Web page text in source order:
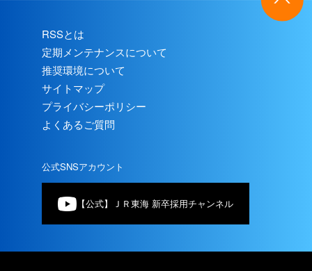
RSSとは
定期メンテナンスについて
推奨環境について
サイトマップ
プライバシーポリシー
よくあるご質問
公式SNSアカウント
【公式】ＪＲ東海 新卒採用チャンネル